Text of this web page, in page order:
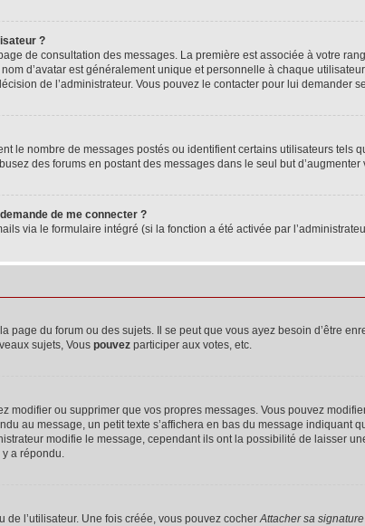
?
de consultation des messages. La première est associée à votre
d’avatar est généralement unique et personnelle à chaque
de l’administrateur. Vous pouvez le contacter pour lui demander
le nombre de messages postés ou identifient certains utilisateurs
des forums en postant des messages dans le seul but
de me connecter ?
via le formulaire intégré (si la fonction a été activée par
du forum ou des sujets. Il se peut que vous ayez besoin d’être
sujets, Vous pouvez participer aux votes, etc.
modifier ou supprimer que vos propres messages. Vous pouvez
au message, un petit texte s’affichera en bas du message indiquant
modifie le message, cependant ils ont la possibilité de laisser
a répondu.
de l’utilisateur. Une fois créée, vous pouvez cocherAttacher sa signature